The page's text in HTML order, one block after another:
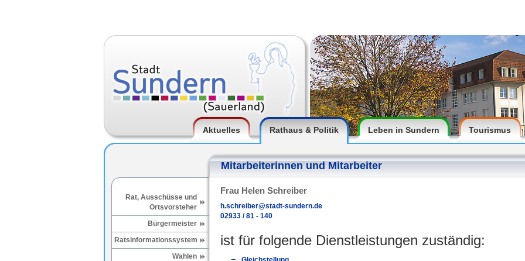
Aktuelles Rathaus & Politik Leben in Sundern Tourismus
Mitarbeiterinnen und Mitarbeiter
Rat, Ausschüsse und
Ortsvorsteher
Bürgermeister
Ratsinformationssystem
Wahlen
Frau Helen Schreiber
h.schreiber@stadt-sundern.de
02933 / 81 - 140
ist für folgende Dienstleistungen zuständig: